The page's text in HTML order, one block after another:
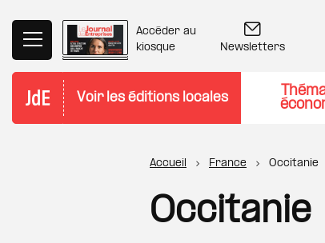
Accéder au
kiosque
Newsletters
Voir les éditions locales
Fil d'Ariane
Accueil France Occitanie
Occitanie